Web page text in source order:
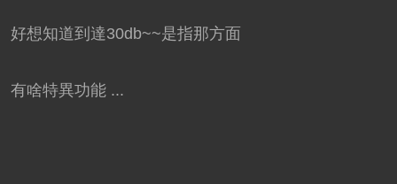
好想知道到達30db~~是指那方面
有啥特異功能 ...